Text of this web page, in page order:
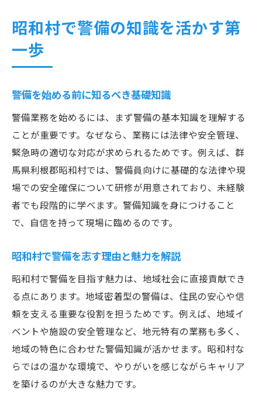
未経験者が警備を始める安心ポイント
理由
警備業務でよくある不安と解消法を紹介
警備の現場で実践できる初歩的なコツ
未経験から警備員になるための安心材料
警備経験がなくても活躍できる背景
地域の安全を支える警備の役割とは
警備が地域社会に果たす重要な役割とは
警備業務で求められる責任感と使命感
地域密着型警備のやりがいを知ろう
警備知識が地域貢献に繋がる理由
警備と防犯意識の高まりの関係性
警備業務に必要な基礎知識を徹底解説
警備業務で必須となる基礎知識まとめ
警備の仕事に欠かせない法令とルール
警備現場で重視される安全管理の基本
昭和村で警備の知識を活かす第
一歩
警備を始める前に知るべき基礎知識
警備業務を始めるには、まず警備の基本知識を理解する
ことが重要です。なぜなら、業務には法律や安全管理、
緊急時の適切な対応が求められるためです。例えば、群
馬県利根郡昭和村では、警備員向けに基礎的な法律や現
場での安全確保について研修が用意されており、未経験
者でも段階的に学べます。警備知識を身につけること
で、自信を持って現場に臨めるのです。
昭和村で警備を志す理由と魅力を解説
昭和村で警備を目指す魅力は、地域社会に直接貢献でき
る点にあります。地域密着型の警備は、住民の安心や信
頼を支える重要な役割を担うためです。例えば、地域イ
ベントや施設の安全管理など、地元特有の業務も多く、
地域の特色に合わせた警備知識が活かせます。昭和村な
らではの温かな環境で、やりがいを感じながらキャリア
を築けるのが大きな魅力です。